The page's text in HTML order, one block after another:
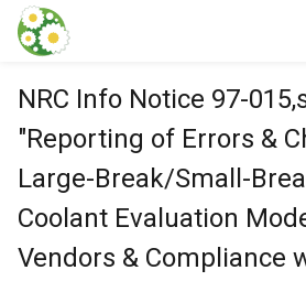
本文に飛ぶ
NRC Info Notice 97-
"Reporting of Errors &
Large-Break/Small-
Coolant Evaluation
Vendors & Compliance